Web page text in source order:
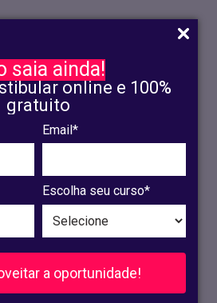
saia ainda!
online e 100%
gratuito
Email*
Escolha seu curso*
a oportunidade!
INSCRIÇÃO
OLINDA
RECIFE
VESTIBULAR
PRESENCIAIS